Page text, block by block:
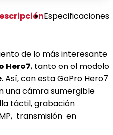
Especificaciones
de lo más interesante
Hero7, tanto en el modelo
. Así, con esta GoPro Hero7
una cámra sumergible
táctil, grabación
transmisión en